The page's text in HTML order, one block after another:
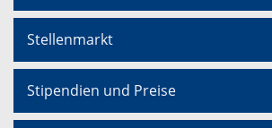
Stellenmarkt
Stipendien und Preise